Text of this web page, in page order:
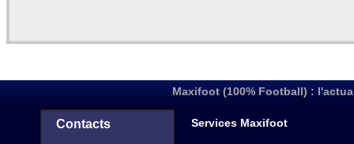
Maxifoot (100% Football) :
Contacts Services Maxifoot